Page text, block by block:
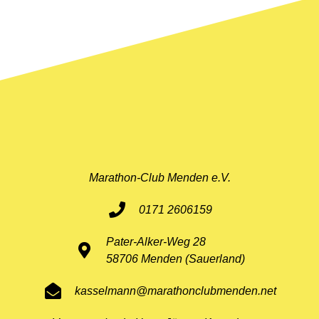
Marathon-Club Menden e.V.
0171 2606159
Pater-Alker-Weg 28
58706 Menden (Sauerland)
kasselmann@marathonclubmenden.net